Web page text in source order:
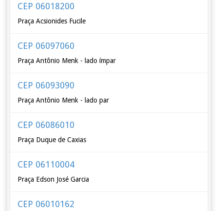
CEP 06018200
Praça Acsionides Fucile
CEP 06097060
Praça Antônio Menk - lado ímpar
CEP 06093090
Praça Antônio Menk - lado par
CEP 06086010
Praça Duque de Caxias
CEP 06110004
Praça Edson José Garcia
CEP 06010162